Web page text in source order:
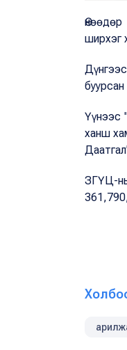
ширхэг
Үүнээс
ханш
ЗГҮЦ-